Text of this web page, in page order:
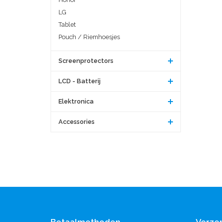
LG
Tablet
Pouch / Riemhoesjes
Screenprotectors
LCD - Batterij
Elektronica
Accessories